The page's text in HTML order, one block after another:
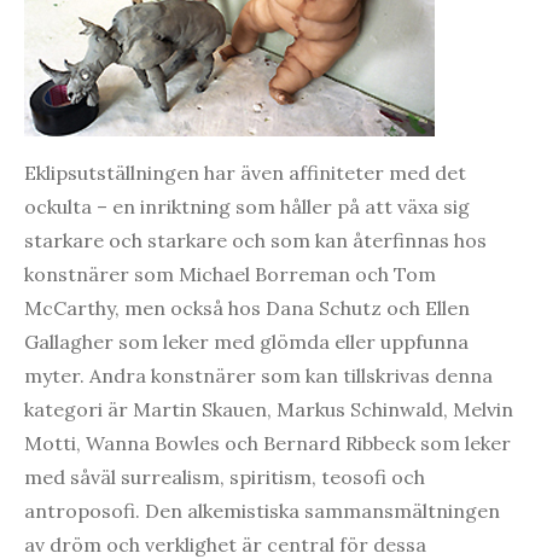
Eklipsutställningen har även affiniteter med det
ockulta – en inriktning som håller på att växa sig
starkare och starkare och som kan återfinnas hos
konstnärer som Michael Borreman och Tom
McCarthy, men också hos Dana Schutz och Ellen
Gallagher som leker med glömda eller uppfunna
myter. Andra konstnärer som kan tillskrivas denna
kategori är Martin Skauen, Markus Schinwald, Melvin
Motti, Wanna Bowles och Bernard Ribbeck som leker
med såväl surrealism, spiritism, teosofi och
antroposofi. Den alkemistiska sammansmältningen
av dröm och verklighet är central för dessa